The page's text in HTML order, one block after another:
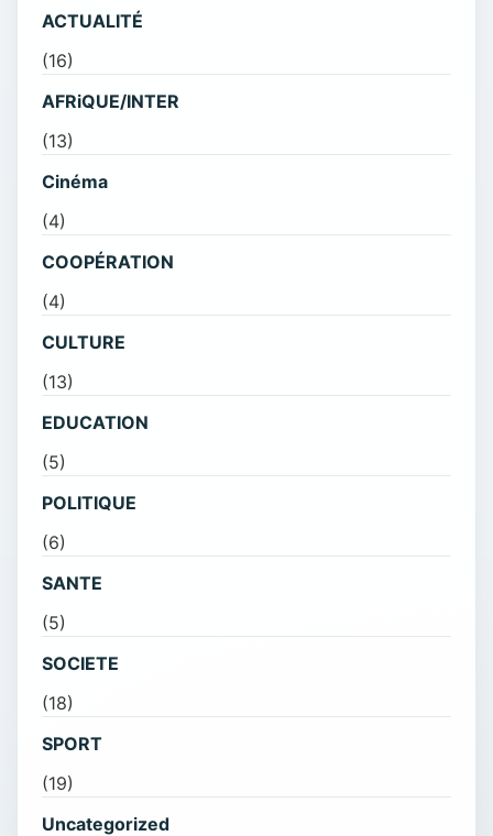
ACTUALITÉ
(16)
AFRiQUE/INTER
(13)
Cinéma
(4)
COOPÉRATION
(4)
CULTURE
(13)
EDUCATION
(5)
POLITIQUE
(6)
SANTE
(5)
SOCIETE
(18)
SPORT
(19)
Uncategorized